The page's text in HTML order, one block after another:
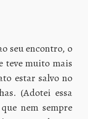
seu encontro, o
teve muito mais
estar salvo no
(Adotei essa
nem sempre